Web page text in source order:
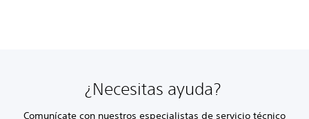
¿Necesitas ayuda?
Comunícate con nuestros especialistas de servicio técnico